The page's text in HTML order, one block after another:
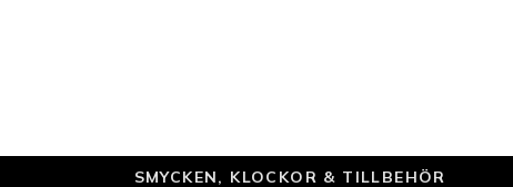
SMYCKEN, KLOCKOR & TILLBEHÖR